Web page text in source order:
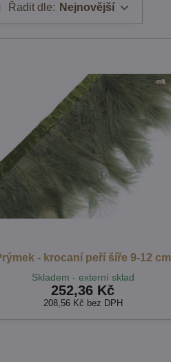
Řadit dle: Nejnovější
- krocaní peří šíře 9-12 cm
Skladem - externí sklad
252,36 Kč
208,56 Kč bez DPH